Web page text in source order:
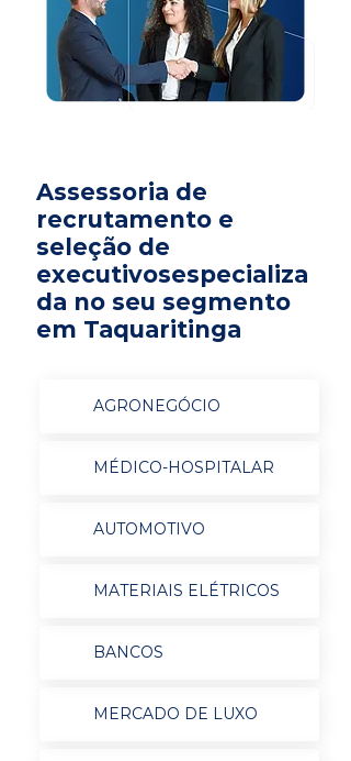
Assessoria de
recrutamento e
seleção de
executivosespecializa
da no seu segmento
em Taquaritinga
AGRONEGÓCIO
MÉDICO-HOSPITALAR
AUTOMOTIVO
MATERIAIS ELÉTRICOS
BANCOS
MERCADO DE LUXO